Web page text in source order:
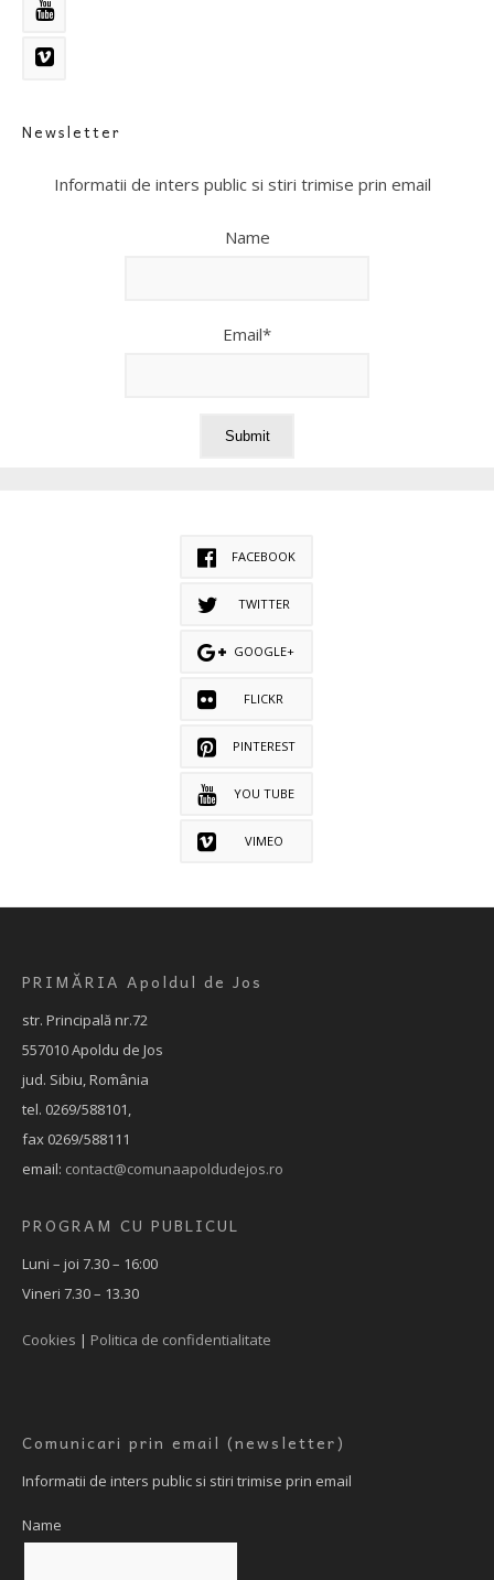
Newsletter
Informatii de inters public si stiri trimise prin email
Name
Email*
FACEBOOK
TWITTER
GOOGLE+
FLICKR
PINTEREST
YOU TUBE
VIMEO
PRIMĂRIA Apoldul de Jos
str. Principală nr.72
557010 Apoldu de Jos
jud. Sibiu, România
tel. 0269/588101,
fax 0269/588111
email: contact@comunaapoldudejos.ro
PROGRAM CU PUBLICUL
Luni – joi 7.30 – 16:00
Vineri 7.30 – 13.30
Cookies | Politica de confidentialitate
Comunicari prin email (newsletter)
Informatii de inters public si stiri trimise prin email
Name